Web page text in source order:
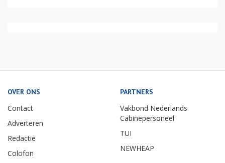
OVER ONS
Contact
Adverteren
Redactie
Colofon
PARTNERS
Vakbond Nederlands
Cabinepersoneel
TUI
NEWHEAP